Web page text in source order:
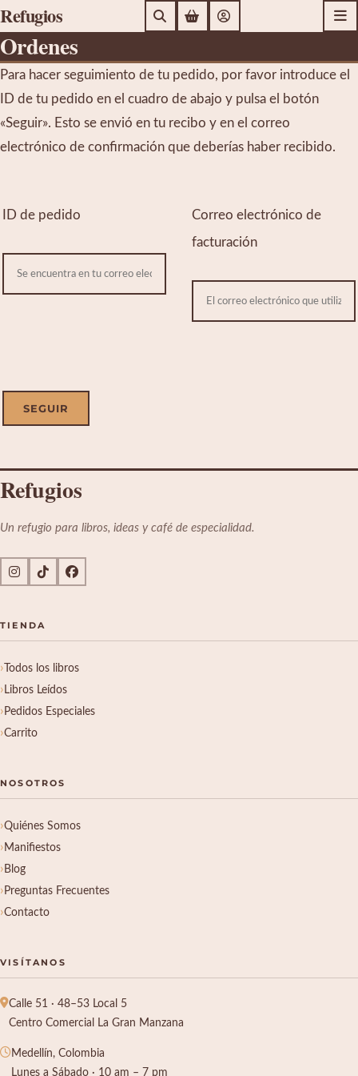
Refugios
Ordenes
Para hacer seguimiento de tu pedido, por favor introduce el
ID de tu pedido en el cuadro de abajo y pulsa el botón
«Seguir». Esto se envió en tu recibo y en el correo
electrónico de confirmación que deberías haber recibido.
ID de pedido
Correo electrónico de
facturación
SEGUIR
Refugios
Un refugio para libros, ideas y café de especialidad.
TIENDA
Todos los libros
Libros Leídos
Pedidos Especiales
Carrito
NOSOTROS
Quiénes Somos
Manifiestos
Blog
Preguntas Frecuentes
Contacto
VISÍTANOS
Calle 51 · 48–53 Local 5
Centro Comercial La Gran Manzana
Medellín, Colombia
Lunes a Sábado · 10 am – 7 pm